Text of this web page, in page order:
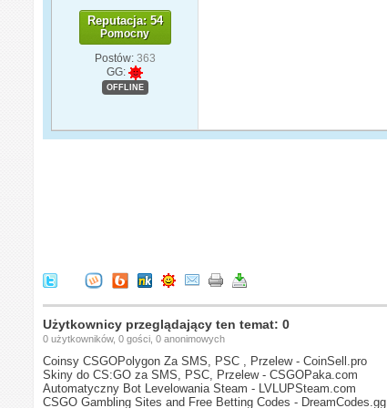
Reputacja: 54
Pomocny
Postów: 363
GG:
OFFLINE
Użytkownicy przeglądający ten temat: 0
0 użytkowników, 0 gości, 0 anonimowych
Coinsy CSGOPolygon Za SMS, PSC , Przelew - CoinSell.pro
Skiny do CS:GO za SMS, PSC, Przelew - CSGOPaka.com
Automatyczny Bot Levelowania Steam - LVLUPSteam.com
CSGO Gambling Sites and Free Betting Codes - DreamCodes.gg